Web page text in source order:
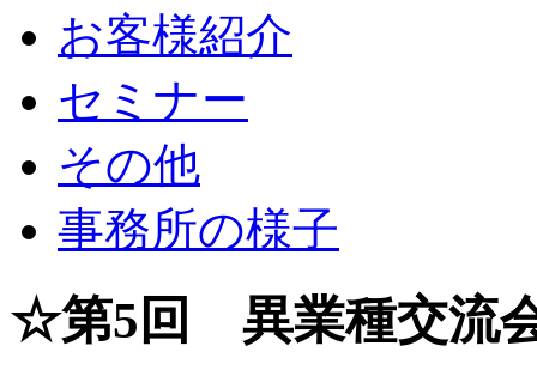
お客様紹介
セミナー
その他
事務所の様子
☆第5回 異業種交流